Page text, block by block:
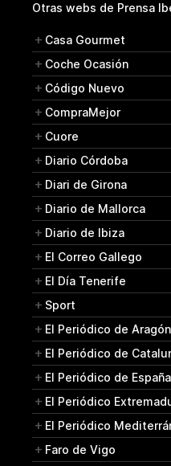
Otras webs de Prensa
Casa Gourmet
Coche Ocasión
Código Nuevo
CompraMejor
Cuore
Diario Córdoba
Diari de Girona
Diario de Mallorca
Diario de Ibiza
El Correo Gallego
El Día Tenerife
Sport
El Periódico de Aragón
El Periódico de
El Periódico de España
El Periódico
El Periódico
Faro de Vigo